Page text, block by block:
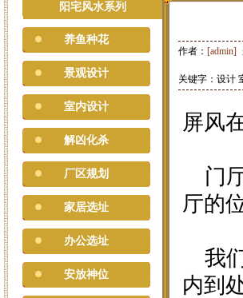
阳宅风水系列
养鱼种花
景观设计
室内设计
解凶化杀
厂区规划
家居选址
办公选址
安放神位
作者： [admin]
关键字：设计
屏风
门
厅的
我
内到